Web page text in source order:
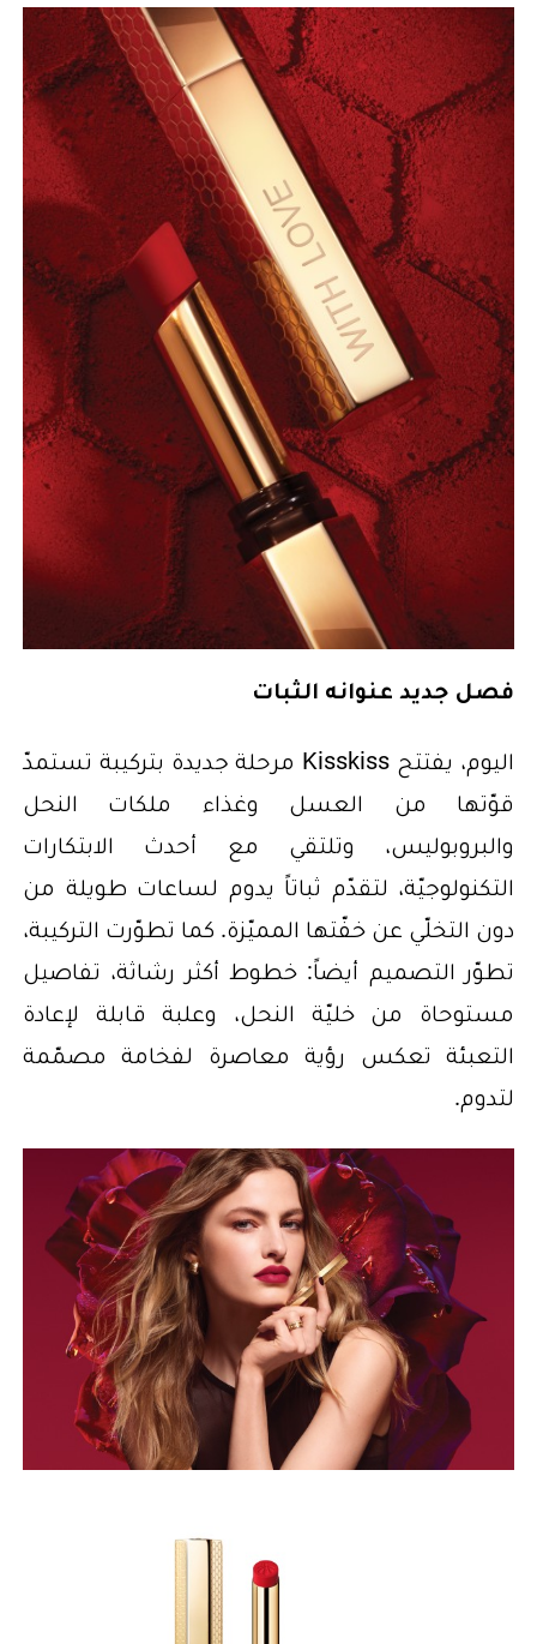
فصل جديد عنوانه الثبات
اليوم، يفتتح Kisskiss مرحلة جديدة بتركيبة تستمدّ
قوّتها من العسل وغذاء ملكات النحل
والبروبوليس، وتلتقي مع أحدث الابتكارات
التكنولوجيّة، لتقدّم ثباتاً يدوم لساعات طويلة من
دون التخلّي عن خفّتها المميّزة. كما تطوّرت التركيبة،
تطوّر التصميم أيضاً: خطوط أكثر رشاثة، تفاصيل
مستوحاة من خليّة النحل، وعلبة قابلة لإعادة
التعبئة تعكس رؤية معاصرة لفخامة مصمّمة
لتدوم.